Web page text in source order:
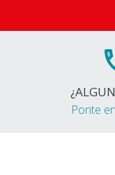
Ponte